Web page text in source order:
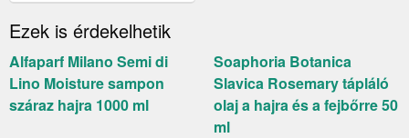
SZÍVÓSZÁLLAL 1 DB
Ezek is érdekelhetik
Alfaparf Milano Semi di
Lino Moisture sampon
száraz hajra 1000 ml
Soaphoria Botanica
Slavica Rosemary tápláló
olaj a hajra és a fejbőrre 50
ml